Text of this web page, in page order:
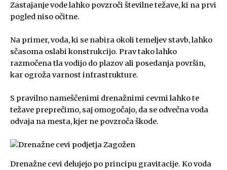
Zastajanje vode lahko povzroči številne težave, ki na prvi
pogled niso očitne.
Na primer, voda, ki se nabira okoli temeljev stavb, lahko
sčasoma oslabi konstrukcijo. Prav tako lahko
razmočena tla vodijo do plazov ali posedanja površin,
kar ogroža varnost infrastrukture.
S pravilno nameščenimi drenažnimi cevmi lahko te
težave preprečimo, saj omogočajo, da se odvečna voda
odvaja na mesta, kjer ne povzroča škode.
Drenažne cevi delujejo po principu gravitacije. Ko voda